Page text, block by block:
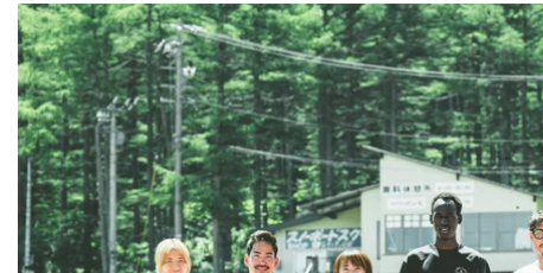
野
大
地
所
属
の
セ
ル
ソ
ー
ス